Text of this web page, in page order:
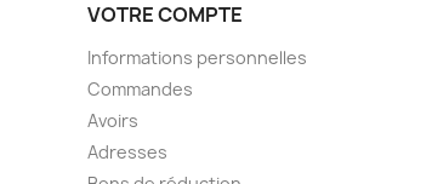
VOTRE COMPTE
Informations personnelles
Commandes
Avoirs
Adresses